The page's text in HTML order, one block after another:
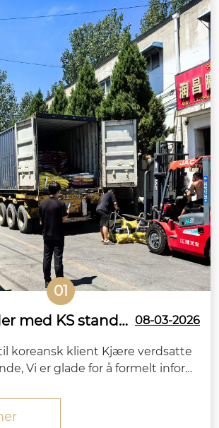
01
med KS standar 08-03-2026
koreansk klient Kjære verdsatte
Vi er glade for å formelt inform
muttere, flate skiver og fj
av ditt firma har fullført produksj